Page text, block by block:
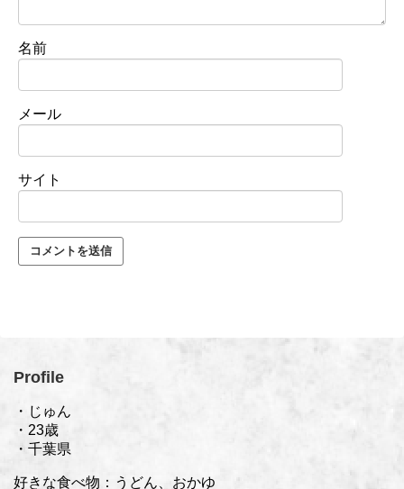
名前
メール
サイト
Profile
・じゅん
・23歳
・千葉県
好きな食べ物：うどん、おかゆ